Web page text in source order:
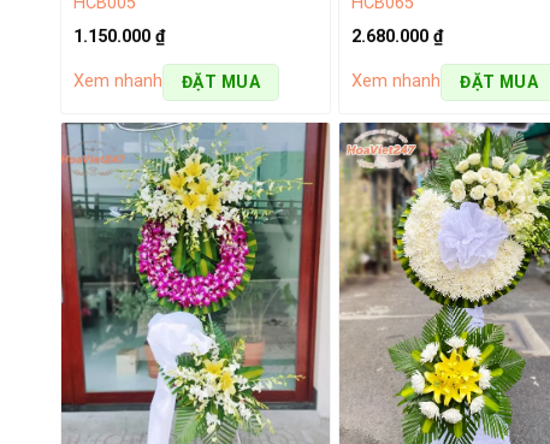
1.150.000 ₫
Xem nhanh ĐẶT MUA
2.680.000₫
Xem nhanh ĐẶT MUA